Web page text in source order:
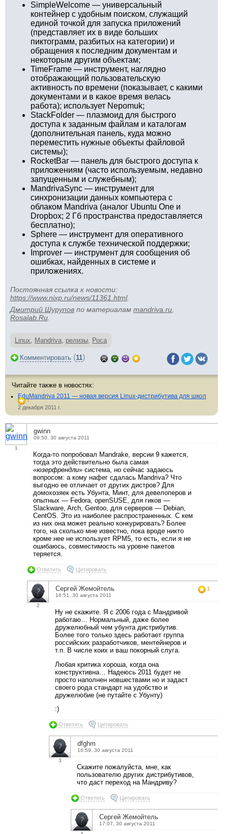
SimpleWelcome — универсальный
контейнер с удобным поиском, служащий
единой точкой для запуска приложений
(представляет их в виде больших
пиктограмм, разбитых на категории) и
обращения к последним документам и
некоторым другим объектам;
TimeFrame — инструмент, наглядно
отображающий пользовательскую
активность по времени (показывает, с какими
документами и в какое время велась
работа); использует Nepomuk;
StackFolder — плазмоид для быстрого
доступа к заданным файлам и каталогам
(дополнительная панель, куда можно
переместить нужные объекты файловой
системы);
RocketBar — панель для быстрого доступа к
приложениям (часто используемым, недавно
запущенным и служебным);
MandrivaSync — инструмент для
синхронизации данных компьютера с
облаком Mandriva (аналог Ubuntu One и
Dropbox; 2 Гб пространства предоставляется
бесплатно);
Sphere — инструмент для оперативного
доступа к службе технической поддержки;
Improver — инструмент для сообщения об
ошибках, найденных в системе и
приложениях.
Постоянная ссылка к новости:
https://www.nixp.ru/news/11361.html.
Дмитрий Шурупов по материалам mandriva.ru
Rosalab.Ru
Linux, Mandriva, релизы, Роса
Комментировать (11)
Читайте также в новостях:
EduMandriva 2011 — новая версия Linux-дистрибутива для школ
3
2 декабря 2011 г.
1
gwinn
09:50, 30 августа 2011
Когда-то попробовал Mandrake, версии 9 кажется,
тогда это действительно была самая
«юзерфрендли» система, но сейчас задаюсь
вопросом: а кому нафег сдалась Mandriva? Что
выгодно ее отличает от других дистров? Для
домохозяек есть Убунта, Минт, для девелоперов и
опытных — Fedora, openSUSE, для гиков —
Slackware, Arch, Gentoo, для серверов — Debian,
CentOS. Это из наиболее распространенных. С кем
из них она может реально конкурировать? Более
того, на сколько мне известно, пока вроде никто
кроме нее не использует RPM5, то есть, если я не
ошибаюсь, совместимость на уровне пакетов
теряется.
Ответить Цитировать
2
Сергей Жемойтель
16:51, 30 августа 2011
1
Ну не скажите. Я с 2006 года с Мандривой
работаю… Нормальный, даже более
дружелюбный чем убунта дистрибутив.
Более того только здесь работает группа
российских разработчиков, ментейнеров и
т.п. В числе коих и ваш покорный слуга.
Любая критика хороша, когда она
конструктивна… Надеюсь 2011 будет не
просто наполнен новшествами но и задаст
своего рода стандарт на удобство и
дружелюбие (не путайте с Убунту)
:)
Ответить Цитировать
3
dfghm
16:59, 30 августа 2011
Скажите пожалуйста, мне, как
пользователю других дистрибутивов,
что даст переход на Мандриву?
Ответить Цитировать
Сергей Жемойтель
17:07, 30 августа 2011